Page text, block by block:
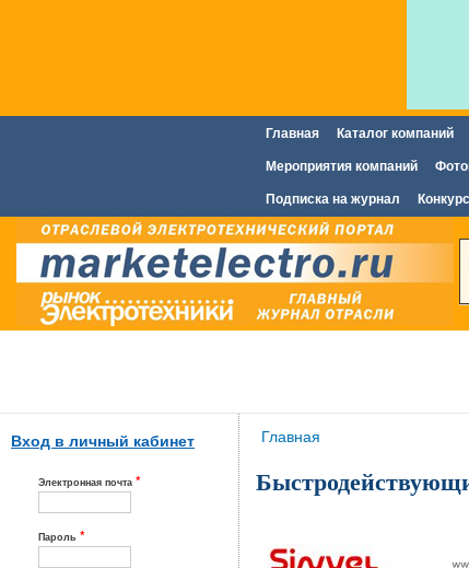
Главное меню
Главная Каталог компаний
Мероприятия компаний
Подписка на журнал
Вход в личный кабинет
Электронная почта *
Пароль *
Вы здесь
Главная